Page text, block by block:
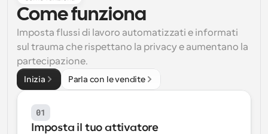
Programmazione potenziata con chiamate
supportate dall'IA
Flussi di lavoro
Automatizzare la pianificazione e i promemoria
Blog
Rimani aggiornato con le ultime notizie e aggiornamenti
Riunioni Instantanee
Incontrare i clienti in pochi minuti
Come funziona
Imposta flussi di lavoro automatizzati e informati
sul trauma che rispettano la privacy e aumentano la
partecipazione.
Inizia Parla con le vendite
01
Imposta il tuo attivatore